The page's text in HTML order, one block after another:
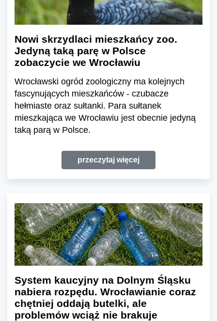
Nowi skrzydlaci mieszkańcy zoo.
Jedyną taką parę w Polsce
zobaczycie we Wrocławiu
Wrocławski ogród zoologiczny ma kolejnych
fascynujących mieszkańców - czubacze
hełmiaste oraz sułtanki. Para sułtanek
mieszkająca we Wrocławiu jest obecnie jedyną
taką parą w Polsce.
przeczytaj więcej
System kaucyjny na Dolnym Śląsku
nabiera rozpędu. Wrocławianie coraz
chętniej oddają butelki, ale
problemów wciąż nie brakuje